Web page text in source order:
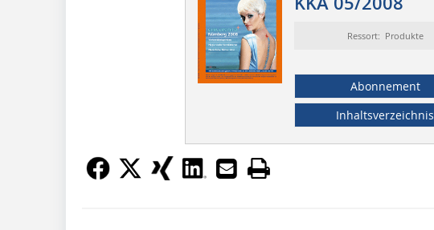
Ressort: Produkte
Abonnement
Inhaltsverzeichnis